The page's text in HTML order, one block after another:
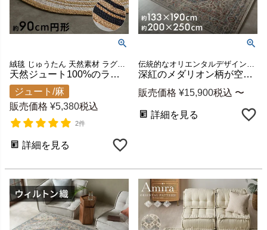
絨毯 じゅうたん 天然素材 ラグカーペット ラウンド ハンドメイド ベッドサイド 寝室 リビング ダイニング 海外インテリア 韓国インテリア 新生活 模様替え ギフト プレゼント
天然ジュート100%のライン入り円形ラグ 直径約90cm 全2色 インド製ハンドメイド [34530]
ジュート/麻
販売価格 ¥5,380税込
2件
詳細を見る
伝統的なオリエンタルデザインの魅力を存分に表現した、装飾性の高いウィルトンラグ
深紅のメダリオン柄が空間を引き締める高密度ウィルトン織ラグ 約133×190cm/約200×250cm [eg84051 eg84270]
販売価格 ¥15,900税込 〜
詳細を見る